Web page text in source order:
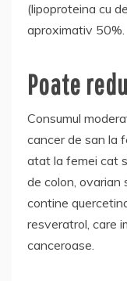
(lipoproteina cu
aproximativ 50%.
Poate
Consumul
cancer de san la
atat la femei cat
de colon, ovarian
contine
resveratrol, care
canceroase.